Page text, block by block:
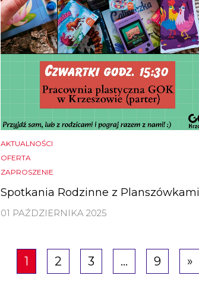
AKTUALNOŚCI
OFERTA
ZAPROSZENIE
Spotkania Rodzinne z Planszówkami
01 PAŹDZIERNIKA 2025
1 2 3 … 9 »